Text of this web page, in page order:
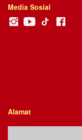
Media Sosial
Alamat